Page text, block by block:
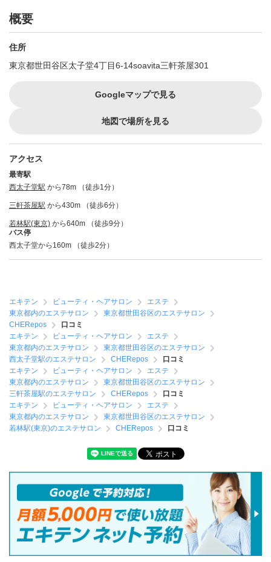
概要
住所
東京都世田谷区太子堂4丁目6-14soavita三軒茶屋301
Googleマップで見る
地図で場所を見る
アクセス
最寄駅
西太子堂駅 から78m （徒歩1分）
三軒茶屋駅 から430m （徒歩6分）
若林駅(東京) から640m （徒歩9分）
バス停
西太子堂から160m （徒歩2分）
エキテン ビューティ・ヘアサロン
エステ
東京都内のエステサロン
東京都世田谷区のエステサロン
CHERepos
口コミ
エキテン
ビューティ・ヘアサロン
エステ
東京都内のエステサロン
東京都世田谷区のエステサロン
西太子堂駅のエステサロン
CHERepos
口コミ
エキテン
ビューティ・ヘアサロン
エステ
東京都内のエステサロン
東京都世田谷区のエステサロン
三軒茶屋駅のエステサロン
CHERepos
口コミ
エキテン
ビューティ・ヘアサロン
エステ
東京都内のエステサロン
東京都世田谷区のエステサロン
若林駅(東京)のエステサロン
CHERepos 口コミ